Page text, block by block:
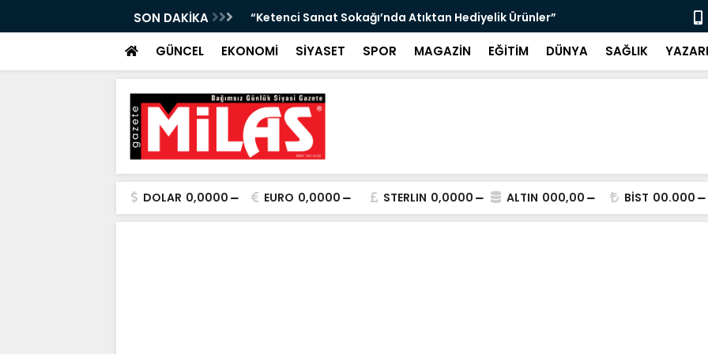
SON DAKİKA “Ketenci Sanat Sokağı’nda Atıktan Hediyelik Ürünler” “Yaya
GÜNCEL EKONOMİ SİYASET SPOR MAGAZİN EĞİTİM DÜNYA SAĞLIK
DOLAR 0,0000 EURO 0,0000 STERLIN 0,0000 ALTIN 000,00 BİST 00.000